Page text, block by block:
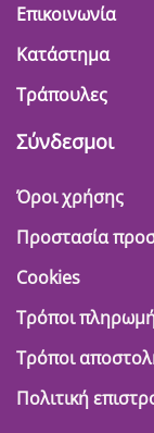
Επικοινωνία
Κατάστημα
Τράπουλες
Σύνδεσμοι
Όροι χρήσης
Προστασία
Cookies
Τρόποι
Τρόποι
Πολιτική